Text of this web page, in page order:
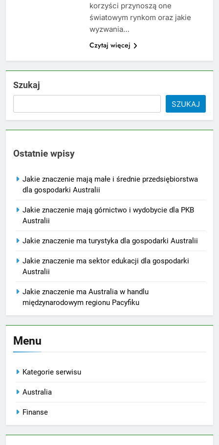
korzyści przynoszą one
światowym rynkom oraz jakie
wyzwania…
Czytaj więcej
Szukaj
SZUKAJ
Ostatnie wpisy
Jakie znaczenie mają małe i średnie przedsiębiorstwa
dla gospodarki Australii
Jakie znaczenie mają górnictwo i wydobycie dla PKB
Australii
Jakie znaczenie ma turystyka dla gospodarki Australii
Jakie znaczenie ma sektor edukacji dla gospodarki
Australii
Jakie znaczenie ma Australia w handlu
międzynarodowym regionu Pacyfiku
Menu
Kategorie serwisu
Australia
Finanse